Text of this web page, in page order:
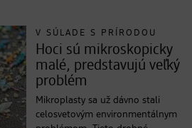
V SÚLADE S PRÍRODOU
Hoci sú mikroskopicky
malé, predstavujú veľký
problém
Mikroplasty sa už dávno stali
celosvetovým environmentálnym